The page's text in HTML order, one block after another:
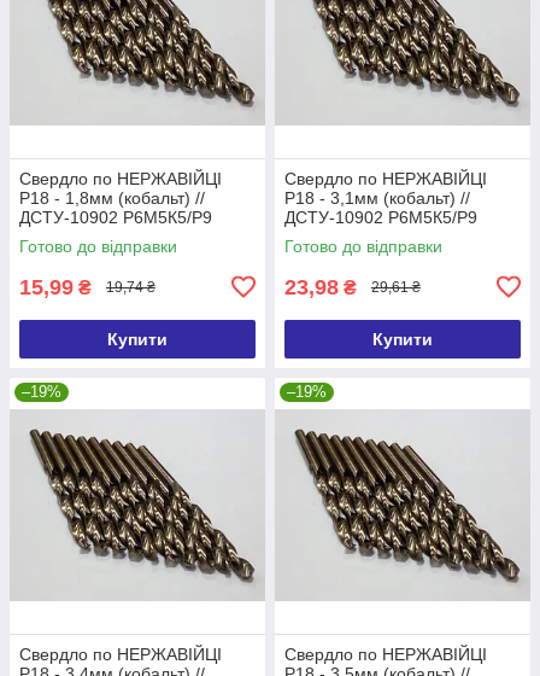
Свердло по НЕРЖАВІЙЦІ
Р18 - 1,8мм (кобальт) //
ДСТУ-10902 Р6М5К5/Р9
(DIN338 G-Co)
Готово до відправки
15,99 ₴ 19,74 ₴
Купити
Свердло по НЕРЖАВІЙЦІ
Р18 - 3,1мм (кобальт) //
ДСТУ-10902 Р6М5К5/Р9
(DIN338 G-Co)
Готово до відправки
23,98 ₴ 29,61 ₴
Купити
–19%
Свердло по НЕРЖАВІЙЦІ
–19%
Свердло по НЕРЖАВІЙЦІ